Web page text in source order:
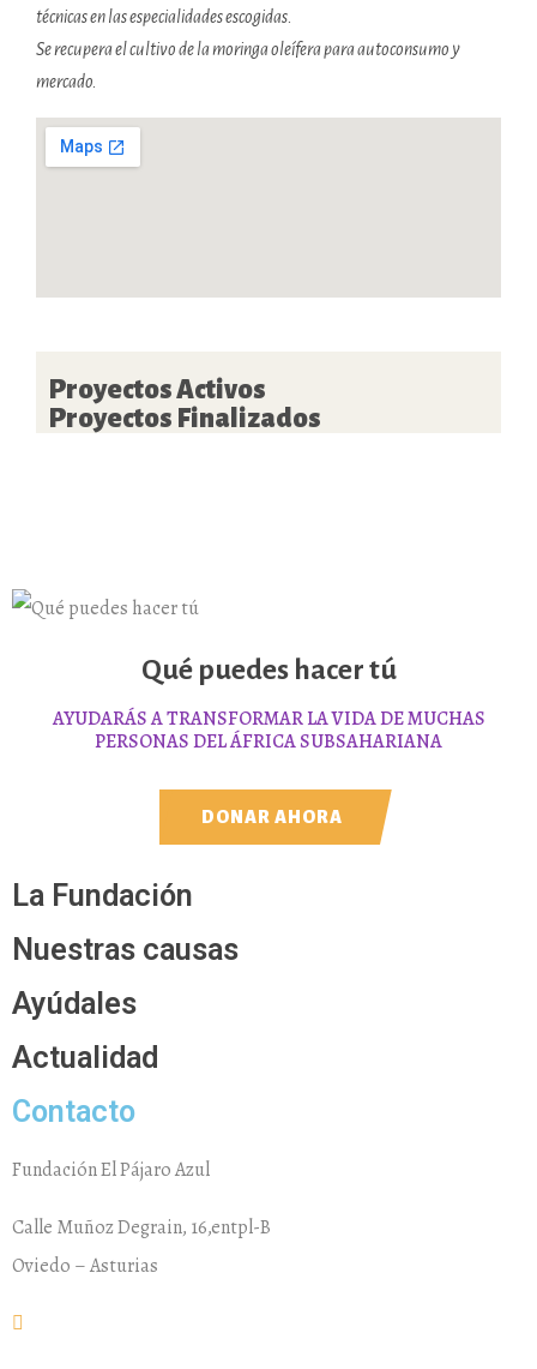
técnicas en las especialidades escogidas.
Se recupera el cultivo de la moringa oleífera para autoconsumo y
mercado.
Proyectos Activos
Proyectos Finalizados
Qué puedes hacer tú
AYUDARÁS A TRANSFORMAR LA VIDA DE MUCHAS
PERSONAS DEL ÁFRICA SUBSAHARIANA
DONAR AHORA
La Fundación
Nuestras causas
Ayúdales
Actualidad
Contacto
Fundación El Pájaro Azul
Calle Muñoz Degrain, 16,entpl-B
Oviedo – Asturias